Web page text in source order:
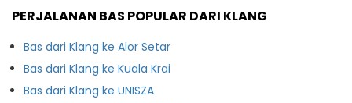
PERJALANAN BAS POPULAR DARI KLANG
Bas dari Klang ke Alor Setar
Bas dari Klang ke Kuala Krai
Bas dari Klang ke UNISZA